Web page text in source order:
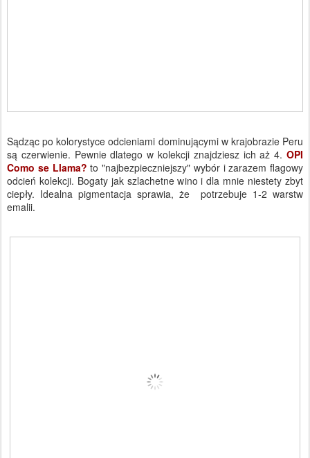
Sądząc po kolorystyce odcieniami dominującymi w krajobrazie Peru
są czerwienie. Pewnie dlatego w kolekcji znajdziesz ich aż 4. OPI
Como se Llama? to "najbezpieczniejszy" wybór i zarazem flagowy
odcień kolekcji. Bogaty jak szlachetne wino i dla mnie niestety zbyt
ciepły. Idealna pigmentacja sprawia, że potrzebuje 1-2 warstw
emalii.